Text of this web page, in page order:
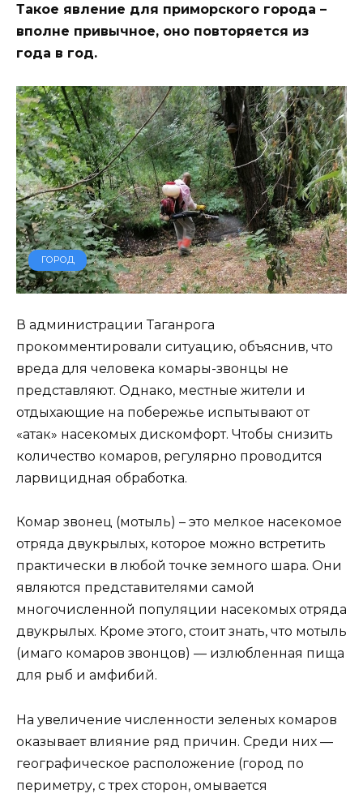
Такое явление для приморского города –
вполне привычное, оно повторяется из
года в год.
ГОРОД
В администрации Таганрога
прокомментировали ситуацию, объяснив, что
вреда для человека комары-звонцы не
представляют. Однако, местные жители и
отдыхающие на побережье испытывают от
«атак» насекомых дискомфорт. Чтобы снизить
количество комаров, регулярно проводится
ларвицидная обработка.
Комар звонец (мотыль) – это мелкое насекомое
отряда двукрылых, которое можно встретить
практически в любой точке земного шара. Они
являются представителями самой
многочисленной популяции насекомых отряда
двукрылых. Кроме этого, стоит знать, что мотыль
(имаго комаров звонцов) — излюбленная пища
для рыб и амфибий.
На увеличение численности зеленых комаров
оказывает влияние ряд причин. Среди них —
географическое расположение (город по
периметру, с трех сторон, омывается